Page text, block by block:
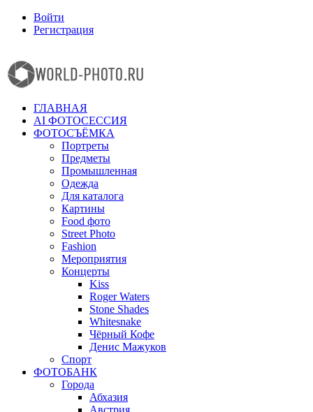
Войти
Регистрация
ГЛАВНАЯ
AI ФОТОСЕССИЯ
ФОТОСЪЁМКА
Портреты
Предметы
Промышленная
Одежда
Для каталога
Картины
Food фото
Street Photo
Fashion
Мероприятия
Концерты
Kiss
Roger Waters
Stone Shades
Whitesnake
Чёрный Кофе
Денис Мажуков
Спорт
ФОТОБАНК
Города
Абхазия
Австрия